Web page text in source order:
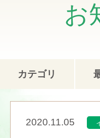
お
カテゴリ
2020.11.05